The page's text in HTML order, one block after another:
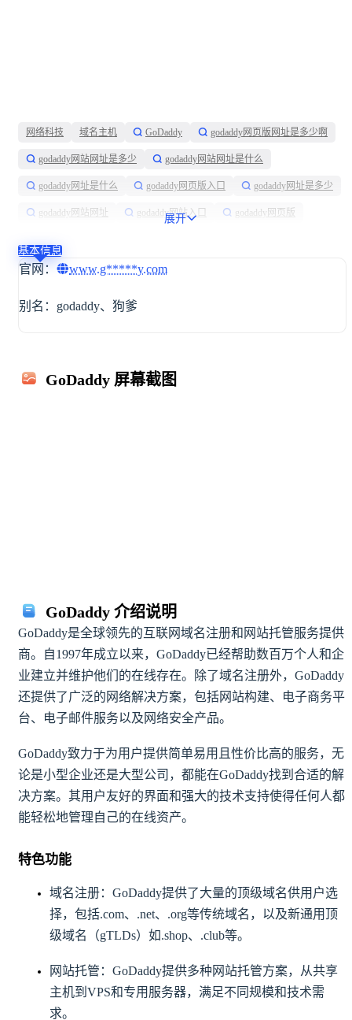
网络科技 域名主机 GoDaddy godaddy网页版网址是多少啊
godaddy网站网址是多少 godaddy网站网址是什么
godaddy网址是什么 godaddy网页版入口 godaddy网址是多少
godaddy网站网址 godaddy网站入口 godaddy网页版
不用备案域名注册 域名注册网站
展开
基本信息
官网： www.g*****y.com
别名： godaddy、 狗爹
GoDaddy 屏幕截图
GoDaddy 介绍说明
GoDaddy是全球领先的互联网域名注册和网站托管服务提供
商。自1997年成立以来，GoDaddy已经帮助数百万个人和企
业建立并维护他们的在线存在。除了域名注册外，GoDaddy
还提供了广泛的网络解决方案，包括网站构建、电子商务平
台、电子邮件服务以及网络安全产品。
GoDaddy致力于为用户提供简单易用且性价比高的服务，无
论是小型企业还是大型公司，都能在GoDaddy找到合适的解
决方案。其用户友好的界面和强大的技术支持使得任何人都
能轻松地管理自己的在线资产。
特色功能
域名注册：GoDaddy提供了大量的顶级域名供用户选
择，包括.com、.net、.org等传统域名，以及新通用顶
级域名（gTLDs）如.shop、.club等。
网站托管：GoDaddy提供多种网站托管方案，从共享
主机到VPS和专用服务器，满足不同规模和技术需
求。